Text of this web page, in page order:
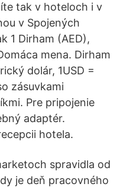
tak v hoteloch i v
v Spojených
1 Dirham (AED),
mena. Dirham
dolár, 1USD =
zásuvkami
Pre pripojenie
adaptér.
hotela.
spravidla od
je deň pracovného